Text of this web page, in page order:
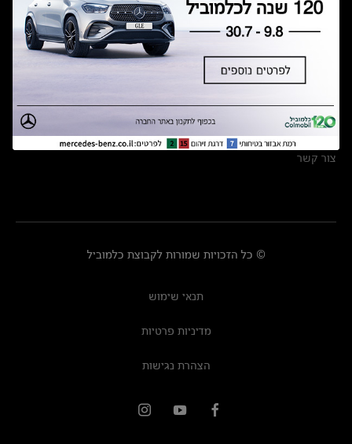
מצאו אותנו
אולמות תצוגה
מרכזי שירות
צור קשר
© כל הזכויות שמורות לקבוצת כלמוביל
תנאי שימוש
מדיניות פרטיות
הצהרת נגישות